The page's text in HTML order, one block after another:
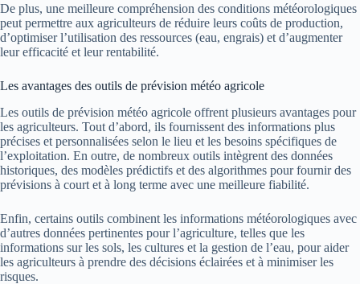
De plus, une meilleure compréhension des conditions météorologiques
peut permettre aux agriculteurs de réduire leurs coûts de production,
d’optimiser l’utilisation des ressources (eau, engrais) et d’augmenter
leur efficacité et leur rentabilité.
Les avantages des outils de prévision météo agricole
Les outils de prévision météo agricole offrent plusieurs avantages pour
les agriculteurs. Tout d’abord, ils fournissent des informations plus
précises et personnalisées selon le lieu et les besoins spécifiques de
l’exploitation. En outre, de nombreux outils intègrent des données
historiques, des modèles prédictifs et des algorithmes pour fournir des
prévisions à court et à long terme avec une meilleure fiabilité.
Enfin, certains outils combinent les informations météorologiques avec
d’autres données pertinentes pour l’agriculture, telles que les
informations sur les sols, les cultures et la gestion de l’eau, pour aider
les agriculteurs à prendre des décisions éclairées et à minimiser les
risques.